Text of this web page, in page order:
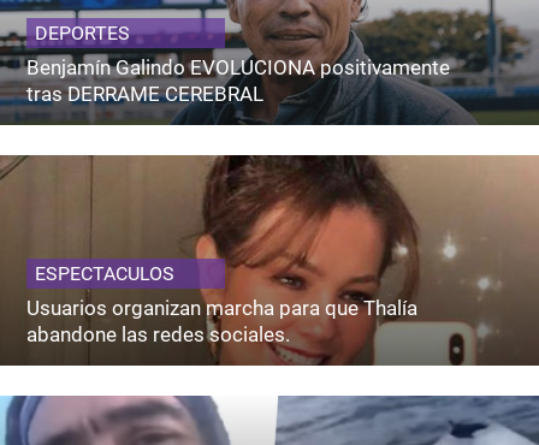
DEPORTES
Benjamín Galindo EVOLUCIONA positivamente
tras DERRAME CEREBRAL
ESPECTACULOS
Usuarios organizan marcha para que Thalía
abandone las redes sociales.